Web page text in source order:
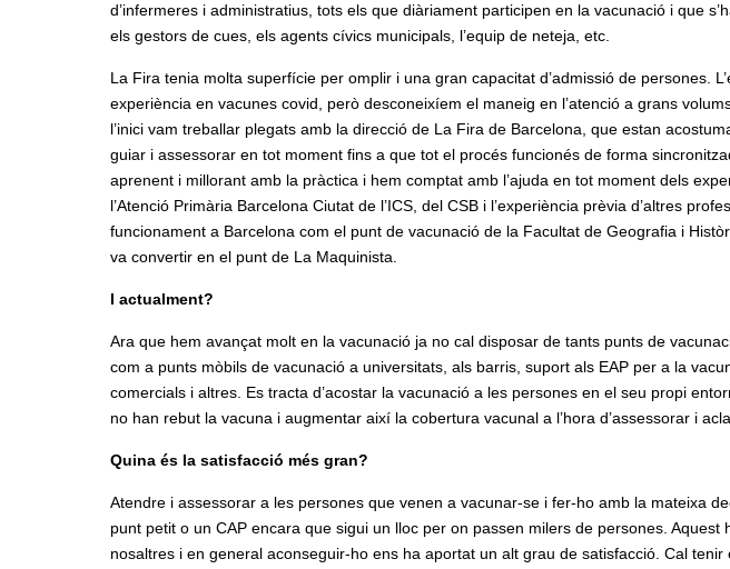
d’infermeres i administratius, tots els que diàriament participen en la vacunació i que
els gestors de cues, els agents cívics municipals, l’equip de neteja, etc.
La Fira tenia molta superfície per omplir i una gran capacitat d’admissió de persones.
experiència en vacunes covid, però desconeixíem el maneig en l’atenció a grans
l’inici vam treballar plegats amb la direcció de La Fira de Barcelona, que estan
guiar i assessorar en tot moment fins a que tot el procés funcionés de forma
aprenent i millorant amb la pràctica i hem comptat amb l’ajuda en tot moment dels
l’Atenció Primària Barcelona Ciutat de l’ICS, del CSB i l’experiència prèvia d’altres
funcionament a Barcelona com el punt de vacunació de la Facultat de Geografia i
va convertir en el punt de La Maquinista.
I actualment?
Ara que hem avançat molt en la vacunació ja no cal disposar de tants punts de
com a punts mòbils de vacunació a universitats, als barris, suport als EAP per a la
comercials i altres. Es tracta d’acostar la vacunació a les persones en el seu propi
no han rebut la vacuna i augmentar així la cobertura vacunal a l’hora d’assessorar i
Quina és la satisfacció més gran?
Atendre i assessorar a les persones que venen a vacunar-se i fer-ho amb la mateixa
punt petit o un CAP encara que sigui un lloc per on passen milers de persones.
nosaltres i en general aconseguir-ho ens ha aportat un alt grau de satisfacció. Cal